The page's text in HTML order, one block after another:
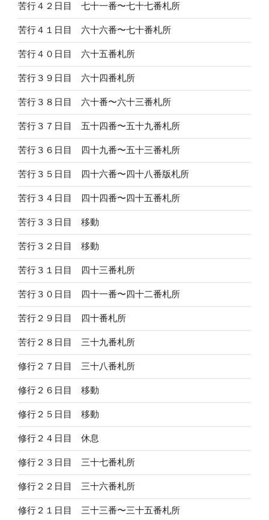
苦行４２日目 七十一番〜七十七番札所
苦行４１日目 六十六番〜七十番札所
苦行４０日目 六十五番札所
苦行３９日目 六十四番札所
苦行３８日目 六十番〜六十三番札所
苦行３７日目 五十四番〜五十九番札所
苦行３６日目 四十九番〜五十三番札所
苦行３５日目 四十六番〜四十八番版札所
苦行３４日目 四十四番〜四十五番札所
苦行３３日目 移動
苦行３２日目 移動
苦行３１日目 四十三番札所
苦行３０日目 四十一番〜四十二番札所
苦行２９日目 四十番札所
苦行２８日目 三十九番札所
修行２７日目 三十八番札所
修行２６日目 移動
修行２５日目 移動
修行２４日目 休息
修行２３日目 三十七番札所
修行２２日目 三十六番札所
修行２１日目 三十三番〜三十五番札所